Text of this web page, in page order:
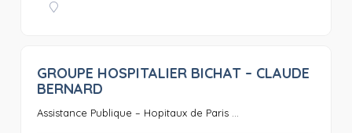
0
GROUPE HOSPITALIER BICHAT – CLAUDE
BERNARD
Assistance Publique – Hopitaux de Paris ...